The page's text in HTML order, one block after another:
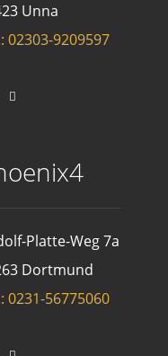
Unna
02303-9209597
Platte-Weg 7a
Dortmund
0231-56775060